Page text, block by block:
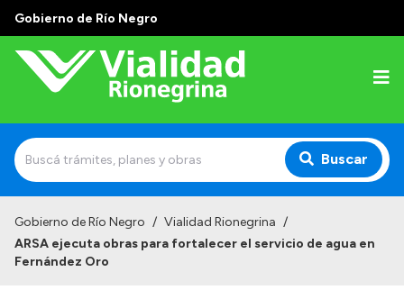
Gobierno de Río Negro
Buscar
Institucional
Gobierno de Río Negro / Vialidad Rionegrina /
ARSA ejecuta obras para fortalecer el servicio de agua en
Fernández Oro